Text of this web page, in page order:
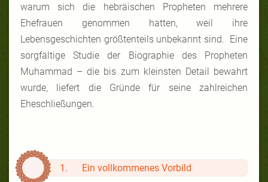
warum sich die hebräischen Propheten mehrere
Ehefrauen genommen hatten, weil ihre
Lebensgeschichten größtenteils unbekannt sind. Eine
sorgfältige Studie der Biographie des Propheten
Muhammad – die bis zum kleinsten Detail bewahrt
wurde, liefert die Gründe für seine zahlreichen
Eheschließungen.
1. Ein vollkommenes Vorbild